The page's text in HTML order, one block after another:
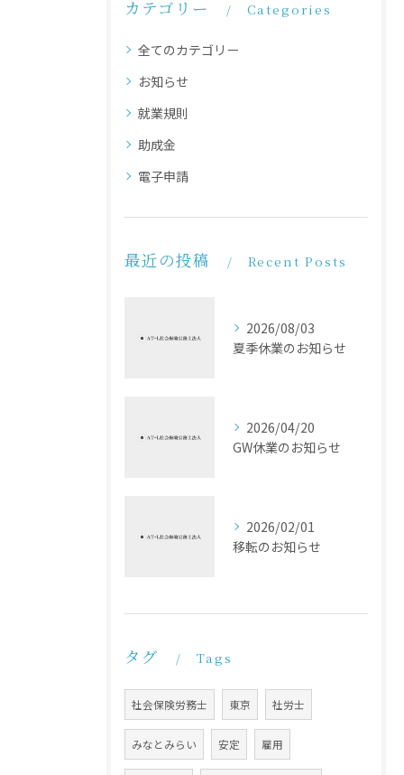
カテゴリー Categories
全てのカテゴリー
お知らせ
就業規則
助成金
電子申請
最近の投稿 Recent Posts
2026/08/03
夏季休業のお知らせ
2026/04/20
GW休業のお知らせ
2026/02/01
移転のお知らせ
タグ Tags
社会保険労務士 東京 社労士
みなとみらい 安定 雇用